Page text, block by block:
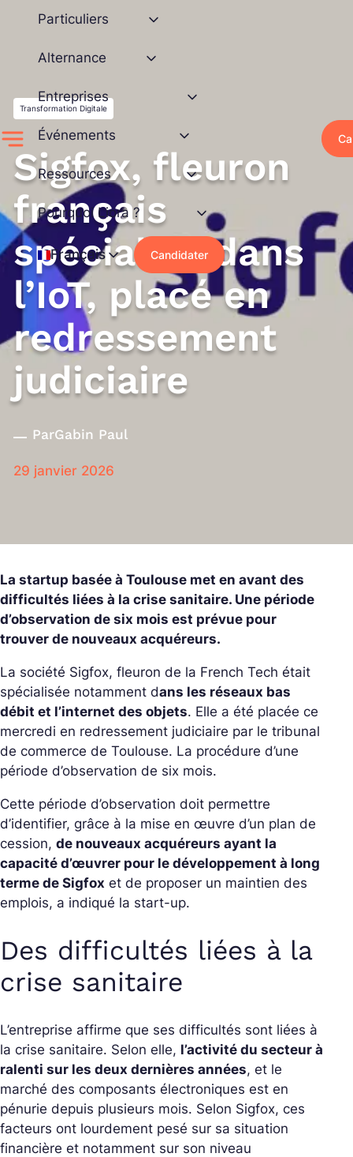
contenu
Particuliers
Alternance
Entreprises
Événements
Ressources
Pourquoi Liora ?
Français Candidater
Transformation Digitale
Sigfox, fleuron
français
spécialisé dans
l’IoT, placé en
redressement
judiciaire
ParGabin Paul
29 janvier 2026
La startup basée à Toulouse met en avant des
difficultés liées à la crise sanitaire. Une période
d’observation de six mois est prévue pour
trouver de nouveaux acquéreurs.
La société Sigfox, fleuron de la French Tech était
spécialisée notamment dans les réseaux bas
débit et l’internet des objets. Elle a été placée ce
mercredi en redressement judiciaire par le tribunal
de commerce de Toulouse. La procédure d’une
période d’observation de six mois.
Cette période d’observation doit permettre
d’identifier, grâce à la mise en œuvre d’un plan de
cession, de nouveaux acquéreurs ayant la
capacité d’œuvrer pour le développement à long
terme de Sigfox et de proposer un maintien des
emplois, a indiqué la start-up.
Des difficultés liées à la
crise sanitaire
L’entreprise affirme que ses difficultés sont liées à
la crise sanitaire. Selon elle, l’activité du secteur à
ralenti sur les deux dernières années, et le
marché des composants électroniques est en
pénurie depuis plusieurs mois. Selon Sigfox, ces
facteurs ont lourdement pesé sur sa situation
financière et notamment sur son niveau